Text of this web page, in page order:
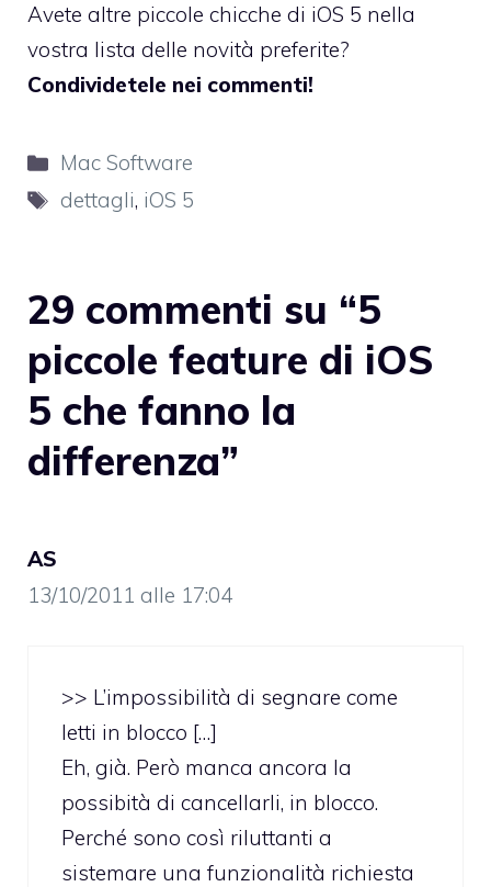
Avete altre piccole chicche di iOS 5 nella
vostra lista delle novità preferite?
Condividetele nei commenti!
Categorie
Mac Software
Tag
dettagli, iOS 5
29 commenti su “5
piccole feature di iOS
5 che fanno la
differenza”
AS
13/10/2011 alle 17:04
>> L’impossibilità di segnare come
letti in blocco […]
Eh, già. Però manca ancora la
possibità di cancellarli, in blocco.
Perché sono così riluttanti a
sistemare una funzionalità richiesta